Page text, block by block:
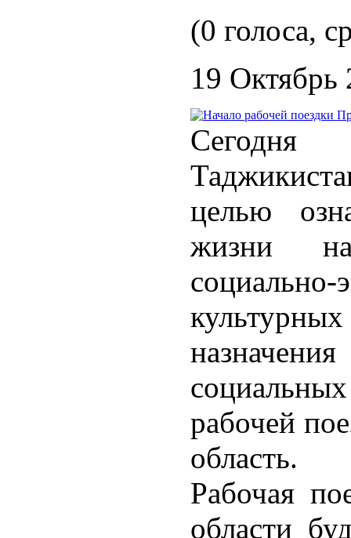
(0 голоса,
19 Октябрь
Сегодня
целью
жизни
рабочей
область.
Рабочая
области